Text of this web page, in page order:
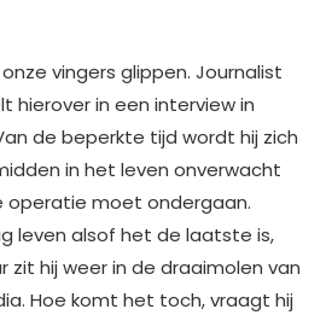
vingers glippen. Journalist
hierover in een interview in
de beperkte tijd wordt hij zich
in het leven onverwacht
operatie moet ondergaan.
leven alsof het de laatste is,
zit hij weer in de draaimolen van
Hoe komt het toch, vraagt hij